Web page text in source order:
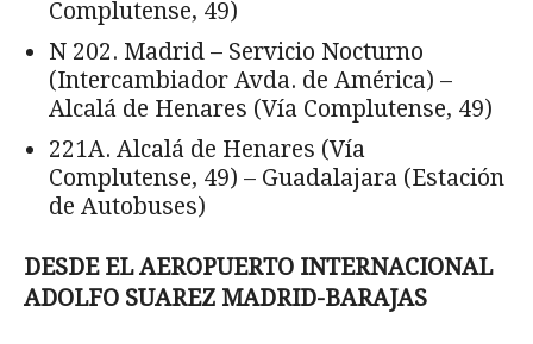
Complutense, 49)
N 202. Madrid – Servicio Nocturno
(Intercambiador Avda. de América) –
Alcalá de Henares (Vía Complutense, 49)
221A. Alcalá de Henares (Vía
Complutense, 49) – Guadalajara (Estación
de Autobuses)
DESDE EL AEROPUERTO INTERNACIONAL
ADOLFO SUAREZ MADRID-BARAJAS